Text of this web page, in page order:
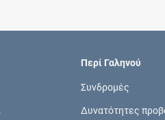
Περί Γαληνού
Συνδρομές
Δυνατότητες